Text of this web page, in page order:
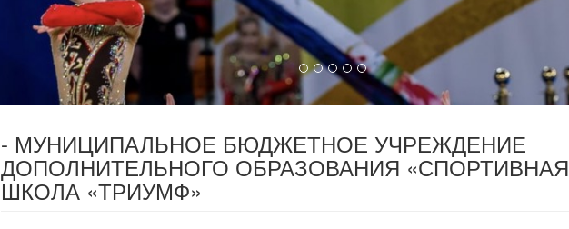
- МУНИЦИПАЛЬНОЕ БЮДЖЕТНОЕ УЧРЕЖДЕНИЕ
ДОПОЛНИТЕЛЬНОГО ОБРАЗОВАНИЯ «СПОРТИВНАЯ
ШКОЛА «ТРИУМФ»